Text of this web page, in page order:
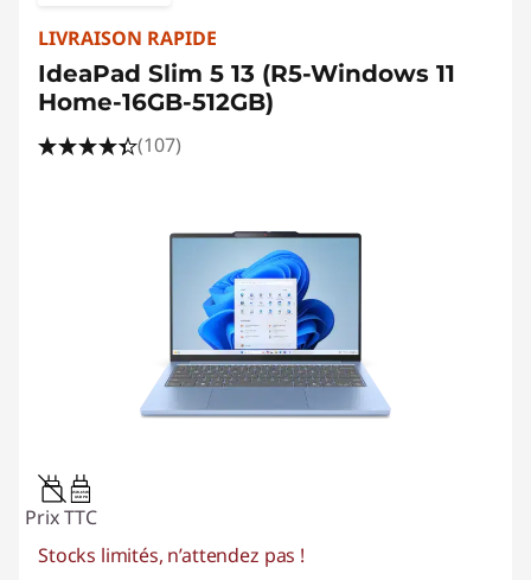
LIVRAISON RAPIDE
IdeaPad Slim 5 13 (R5-Windows 11
Home-16GB-512GB)
(107)
45W-65W
USB PD
Prix TTC
Stocks limités, n’attendez pas !